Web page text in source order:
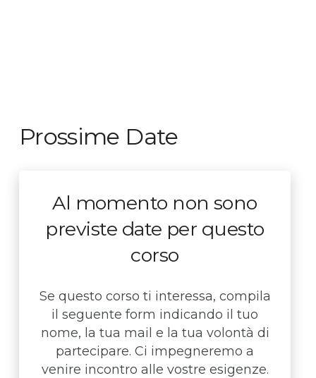
Prossime Date
Al momento non sono
previste date per questo
corso
Se questo corso ti interessa, compila
il seguente form indicando il tuo
nome, la tua mail e la tua volontà di
partecipare. Ci impegneremo a
venire incontro alle vostre esigenze.